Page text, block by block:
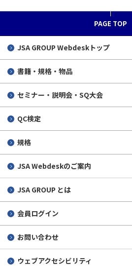
PAGE TOP
JSA GROUP Webdeskトップ
書籍・規格・物品
セミナー・説明会・SQ大会
QC検定
規格
JSA Webdeskのご案内
JSA GROUP とは
会員ログイン
お問い合わせ
ウェブアクセシビリティ